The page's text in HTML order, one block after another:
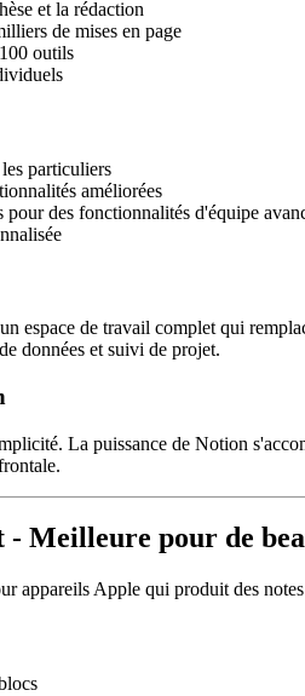
et la rédaction
de mises en page
outils
particuliers
améliorées
des fonctionnalités d'équipe
espace de travail complet qui
données et suivi de projet.
La puissance de Notion
Meilleure pour de
appareils Apple qui produit des